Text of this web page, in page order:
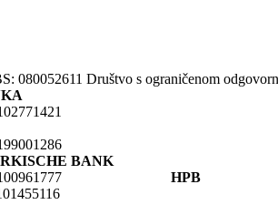
080052611 Društvo s ograničenom
BANK
HPB